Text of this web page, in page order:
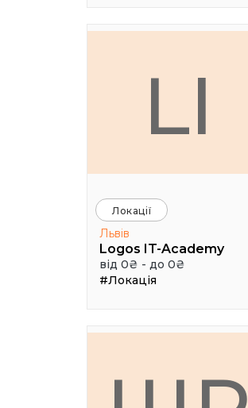
LI
Локації
Львів
Logos IT-Academy
від 0₴ - до 0₴
#Локація